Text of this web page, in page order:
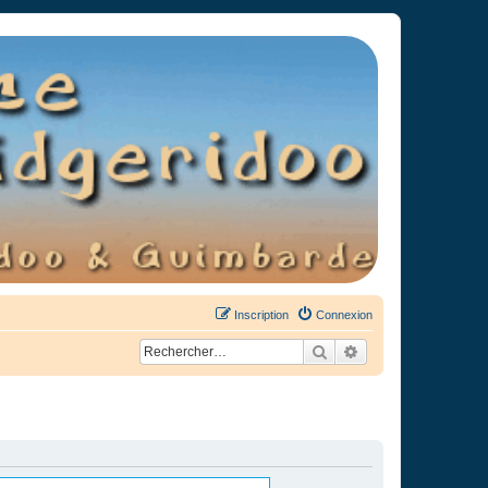
Connexion
Inscription
Rechercher